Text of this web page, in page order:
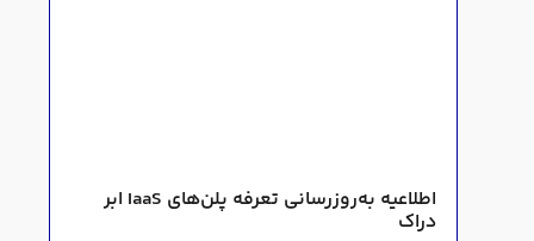
اطلاعیه به‌روزرسانی تعرفه پلن‌های IaaS ابر
دراک